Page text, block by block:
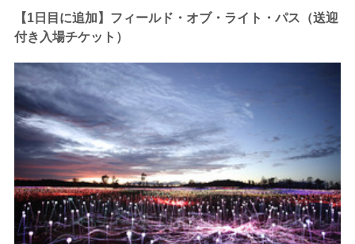
【1日目に追加】フィールド・オブ・ライト・パス（送迎
付き入場チケット）